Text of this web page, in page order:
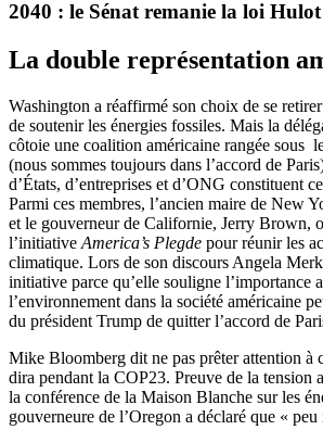
2040 : le Sénat remanie la loi Hulot
La double représentation
Washington a réaffirmé son choix de se
de soutenir les énergies fossiles. Mais la
côtoie une coalition américaine rangée sous
(nous sommes toujours dans l’accord de
d’États, d’entreprises et d’ONG constituent
Parmi ces membres, l’ancien maire de New
et le gouverneur de Californie, Jerry Brown,
l’initiative America’s Plegde pour réunir les
climatique. Lors de son discours Angela
initiative parce qu’elle souligne l’importance
l’environnement dans la société américaine
du président Trump de quitter l’accord de
Mike Bloomberg dit ne pas prêter attention à
dira pendant la COP23. Preuve de la tension
la conférence de la Maison Blanche sur les
gouverneure de l’Oregon a déclaré que «